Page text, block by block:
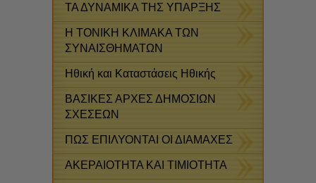
ΤΑ ΔΥΝΑΜΙΚΑ ΤΗΣ ΥΠΑΡΞΗΣ
Η ΤΟΝΙΚΗ ΚΛΙΜΑΚΑ ΤΩΝ
ΣΥΝΑΙΣΘΗΜΑΤΩΝ
Ηθική και Καταστάσεις Ηθικής
ΒΑΣΙΚΕΣ ΑΡΧΕΣ ΔΗΜΟΣΙΩΝ
ΣΧΕΣΕΩΝ
ΠΩΣ ΕΠΙΛΥΟΝΤΑΙ ΟΙ ΔΙΑΜΑΧΕΣ
ΑΚΕΡΑΙΟΤΗΤΑ ΚΑΙ ΤΙΜΙΟΤΗΤΑ